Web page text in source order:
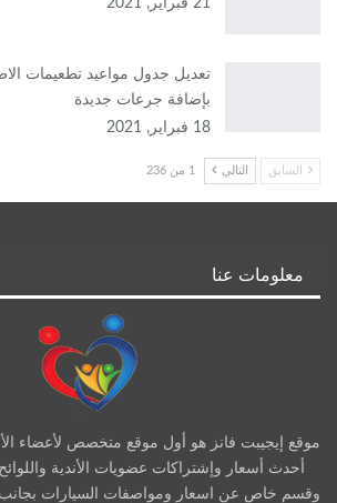
21 فبراير, 2021
تعديل جدول مواعيد تطعيمات
بإضافة جرعات جديدة
18 فبراير, 2021
السابق التالي 1 من 236
معلومات عنا
موقع إيجيبت فانز هو أول موقع متخصص لأعضاء
أحدث أسعار وإشتراكات عضويات الأندية واللوائح
وقسم خاص عن اسعار ومواصفات السيارات بجانب